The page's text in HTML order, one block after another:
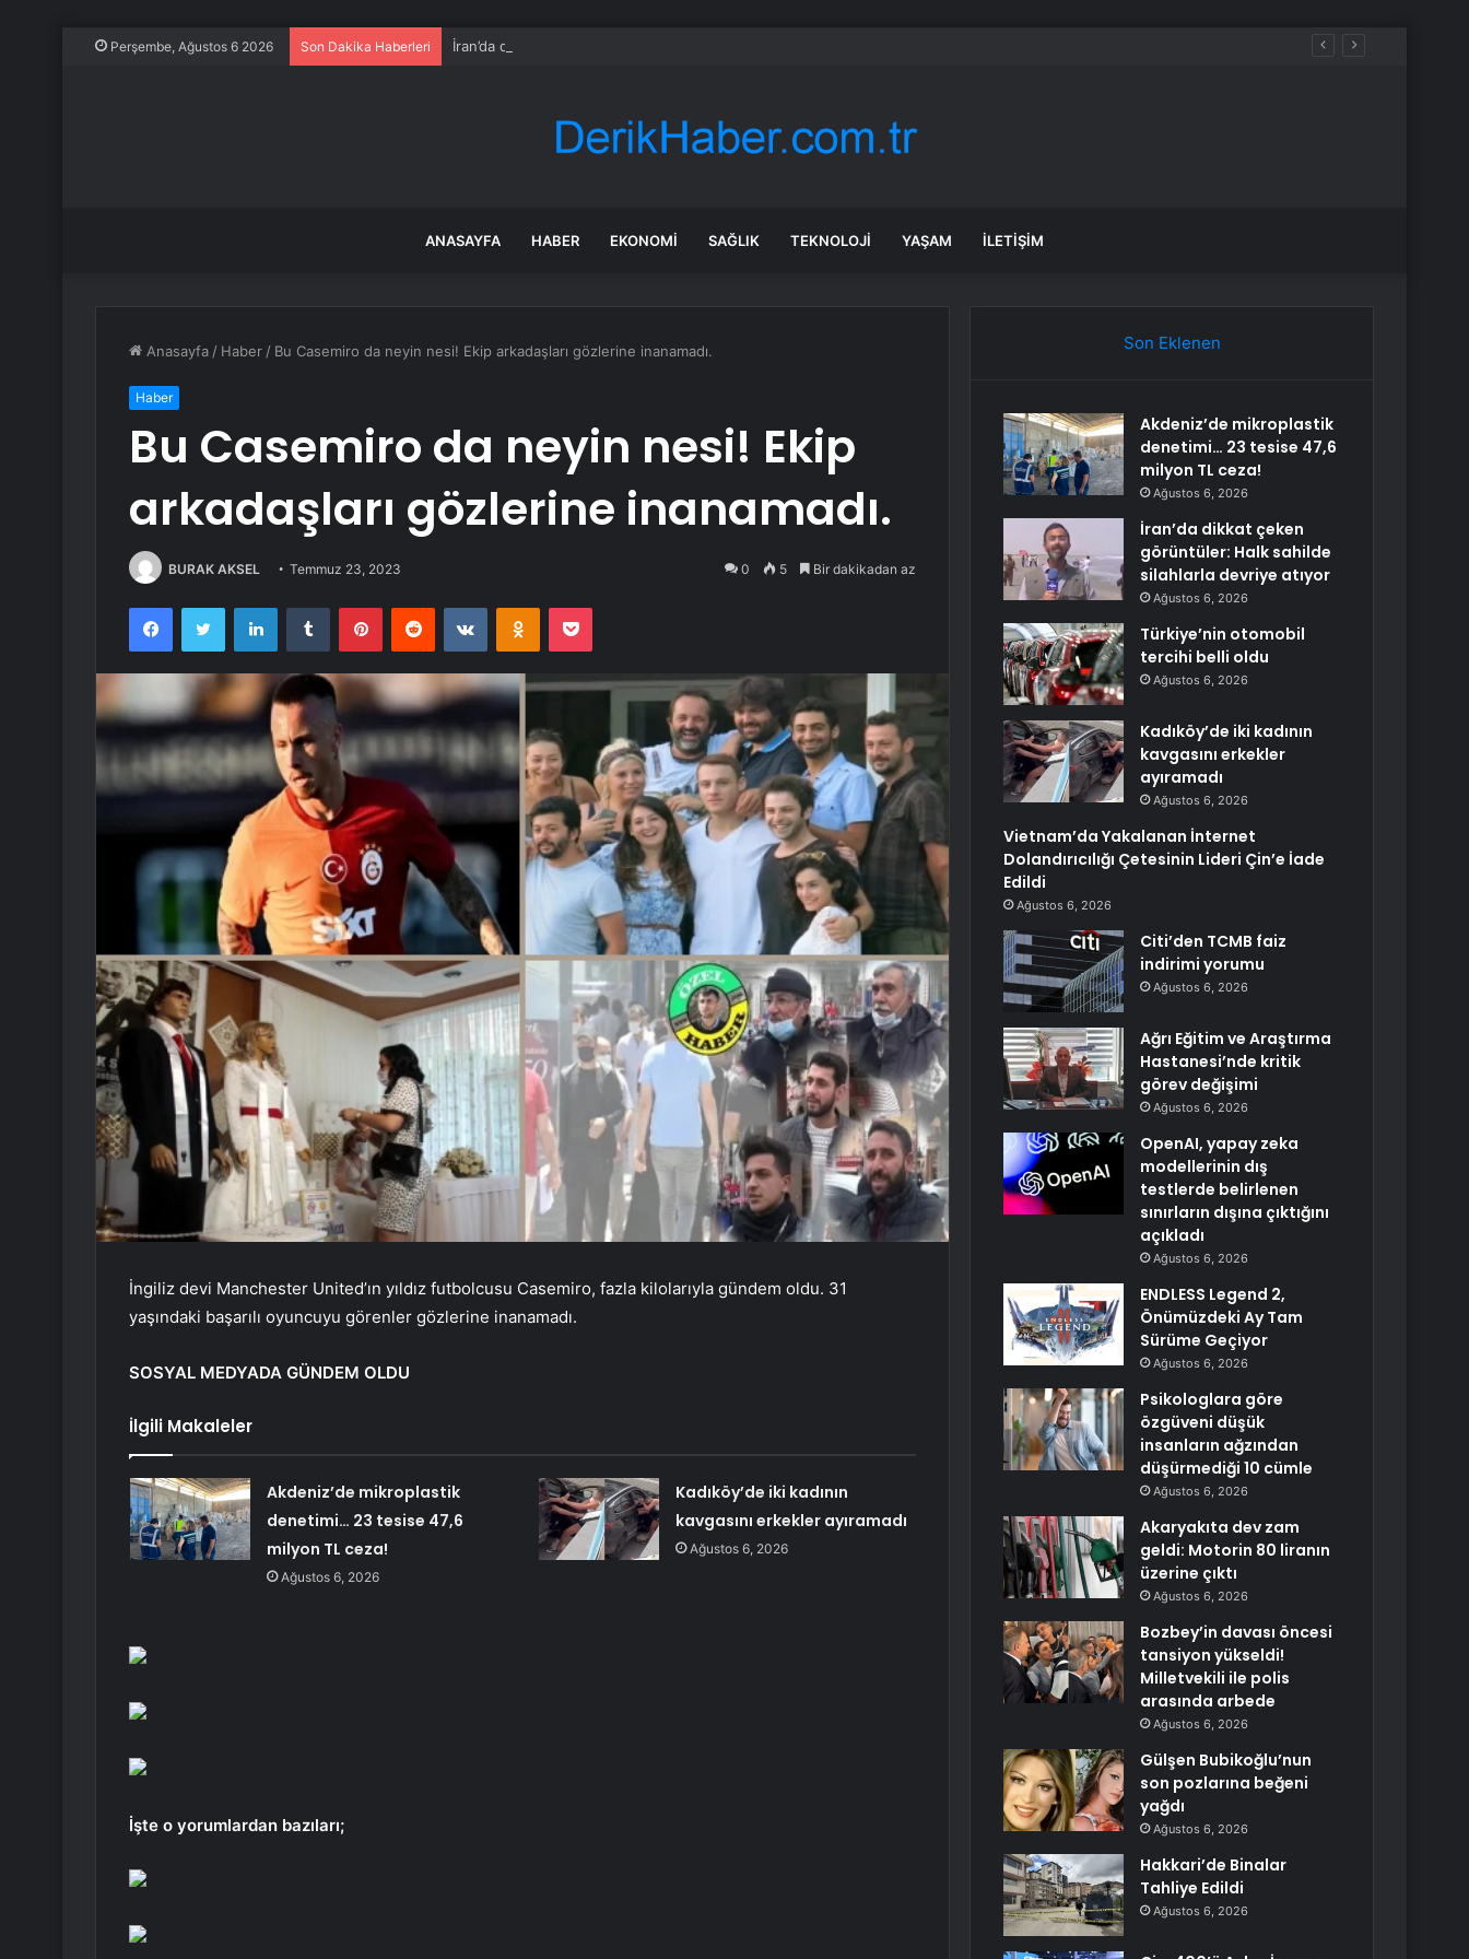
Perşembe, Ağustos 6 2026 Son Dakika Haberleri İran’da dikkat çeken görüntüler: Halk sahilde silahlarla devriye atıyor
ANASAYFA HABER EKONOMI SAĞLIK TEKNOLOJI YAŞAM İLETIŞIM
Anasayfa / Haber / Bu Casemiro da neyin nesi! Ekip arkadaşları gözlerine inanamadı.
Haber
Bu Casemiro da neyin nesi! Ekip
arkadaşları gözlerine inanamadı.
BURAK AKSEL Temmuz 23, 2023 0 5 Bir dakikadan az
FacebookTwitter LinkedInTumblr PinterestReddit VKontakteOdnoklassniki
Pocket
İngiliz devi Manchester United’ın yıldız futbolcusu Casemiro, fazla kilolarıyla gündem oldu. 31
yaşındaki başarılı oyuncuyu görenler gözlerine inanamadı.
SOSYAL MEDYADA GÜNDEM OLDU
İlgili Makaleler
Akdeniz’de mikroplastik
denetimi… 23 tesise 47,6
milyon TL ceza!
Ağustos 6, 2026
Kadıköy’de iki kadının
kavgasını erkekler ayıramadı
Ağustos 6, 2026
İşte o yorumlardan bazıları;
Son Eklenen
Akdeniz’de mikroplastik
denetimi… 23 tesise 47,6
milyon TL ceza!
Ağustos 6, 2026
İran’da dikkat çeken
görüntüler: Halk sahilde
silahlarla devriye atıyor
Ağustos 6, 2026
Türkiye’nin otomobil
tercihi belli oldu
Ağustos 6, 2026
Kadıköy’de iki kadının
kavgasını erkekler
ayıramadı
Ağustos 6, 2026
Vietnam’da Yakalanan İnternet
Dolandırıcılığı Çetesinin Lideri Çin’e İade
Edildi
Ağustos 6, 2026
Citi’den TCMB faiz
indirimi yorumu
Ağustos 6, 2026
Ağrı Eğitim ve Araştırma
Hastanesi’nde kritik
görev değişimi
Ağustos 6, 2026
OpenAI, yapay zeka
modellerinin dış
testlerde belirlenen
sınırların dışına çıktığını
açıkladı
Ağustos 6, 2026
ENDLESS Legend 2,
Önümüzdeki Ay Tam
Sürüme Geçiyor
Ağustos 6, 2026
Psikologlara göre
özgüveni düşük
insanların ağzından
düşürmediği 10 cümle
Ağustos 6, 2026
Akaryakıta dev zam
geldi: Motorin 80 liranın
üzerine çıktı
Ağustos 6, 2026
Bozbey’in davası öncesi
tansiyon yükseldi!
Milletvekili ile polis
arasında arbede
Ağustos 6, 2026
Gülşen Bubikoğlu’nun
son pozlarına beğeni
yağdı
Ağustos 6, 2026
Hakkari’de Binalar
Tahliye Edildi
Ağustos 6, 2026